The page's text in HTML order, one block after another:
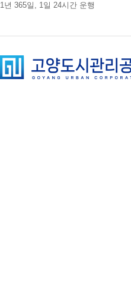
1년 365일, 1일 24시간 운행